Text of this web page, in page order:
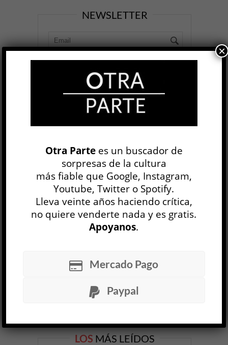
NEWSLETTER
30 NÚMEROS
ARCHIVO OP SEMANAL
LOS MÁS LEÍDOS
Otra Partees un buscador de
sorpresas de la cultura
más fiable que Google, Instagram,
Youtube, Twitter o Spotify.
Lleva veinte años haciendo crítica,
no quiere venderte nada y es gratis.
Apoyanos.
Mercado Pago
Paypal
×